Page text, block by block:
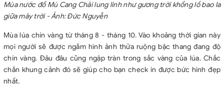
Mùa nước đổ Mù Cang Chải lung linh như gương trời khổng lồ bao la
giữa mây trời - Ảnh: Đức Nguyễn
Mùa lúa chín vàng từ tháng 8 - tháng 10. Vào khoảng thời gian này
mọi người sẽ được ngắm hình ảnh thửa ruộng bậc thang đang độ
chín vàng. Đâu đâu cũng ngập tràn trong sắc vàng của lúa. Chắc
chắn khung cảnh đó sẽ giúp cho bạn check in được bức hình đẹp
nhất.